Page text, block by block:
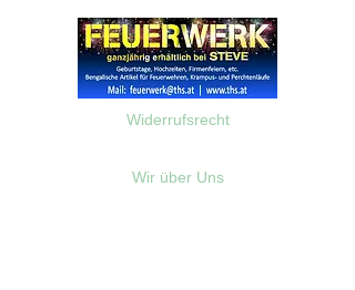
Widerrufsrecht
Wir über Uns